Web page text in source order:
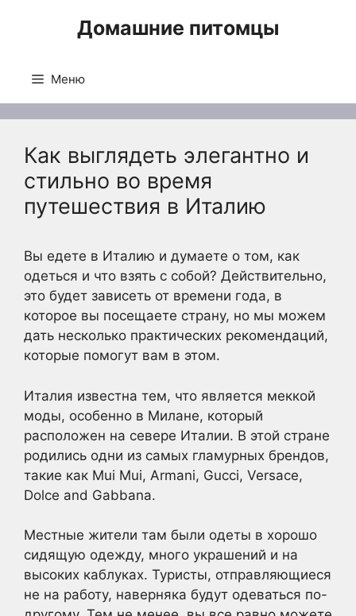
Домашние питомцы
Меню
Как выглядеть элегантно и
стильно во время
путешествия в Италию
Вы едете в Италию и думаете о том, как
одеться и что взять с собой? Действительно,
это будет зависеть от времени года, в
которое вы посещаете страну, но мы можем
дать несколько практических рекомендаций,
которые помогут вам в этом.
Италия известна тем, что является меккой
моды, особенно в Милане, который
расположен на севере Италии. В этой стране
родились одни из самых гламурных брендов,
такие как Mui Mui, Armani, Gucci, Versace,
Dolce and Gabbana.
Местные жители там были одеты в хорошо
сидящую одежду, много украшений и на
высоких каблуках. Туристы, отправляющиеся
не на работу, наверняка будут одеваться по-